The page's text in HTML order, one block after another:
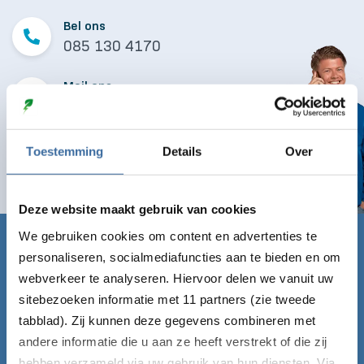
Toestemming Details Over
Deze website maakt gebruik van cookies
We gebruiken cookies om content en advertenties te
personaliseren, socialmediafuncties aan te bieden en om
webverkeer te analyseren. Hiervoor delen we vanuit uw
sitebezoeken informatie met 11 partners (zie tweede
tabblad). Zij kunnen deze gegevens combineren met
andere informatie die u aan ze heeft verstrekt of die zij
Bel ons
085 130 4170
Mail ons
Claim nu gratis de Laadgids!
Vul onderstaand formulier in en ontvang de Laadgids
direct gratis per mail!
Voornaam*